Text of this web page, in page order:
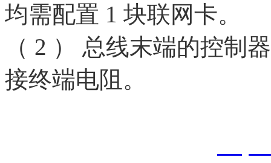
均需配置 1 块联网卡。
（ 2 ） 总线末端的控制
接终端电阻。